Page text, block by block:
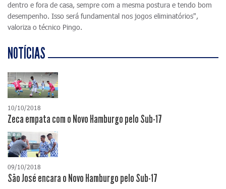
dentro e fora de casa, sempre com a mesma postura e tendo bom
desempenho. Isso será fundamental nos jogos eliminatórios",
valoriza o técnico Pingo.
NOTÍCIAS
10/10/2018
Zeca empata com o Novo Hamburgo pelo Sub-17
09/10/2018
São José encara o Novo Hamburgo pelo Sub-17